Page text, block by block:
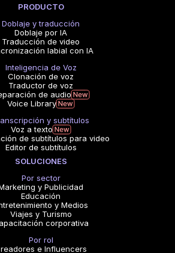
PRODUCTO
Doblaje y traducción
Doblaje por IA
Traducción de video
labial con IA
Inteligencia de Voz
Clonación de voz
Traductor de voz
de audio
Voice Library
y subtítulos
Voz a texto
de subtítulos para video
Editor de subtítulos
SOLUCIONES
Por sector
y Publicidad
Educación
y Medios
Viajes y Turismo
corporativa
Por rol
e Influencers